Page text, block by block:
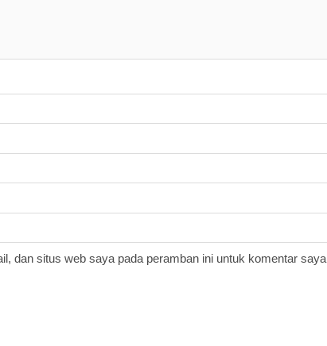
dan situs web saya pada peramban ini untuk komentar saya